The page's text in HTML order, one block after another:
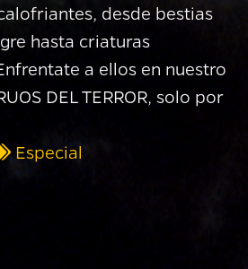
desde bestias
hasta criaturas
a ellos en nuestro
DEL TERROR, solo por
Especial